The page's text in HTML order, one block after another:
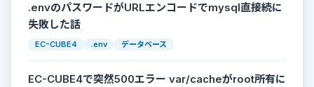
.envのパスワードがURLエンコードでmysql直接続に
失敗した話
EC-CUBE4 .env データベース
EC-CUBE4で突然500エラー var/cacheがroot所有に